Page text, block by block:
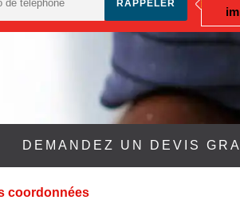
DEMANDEZ UN DEVIS
coordonnées